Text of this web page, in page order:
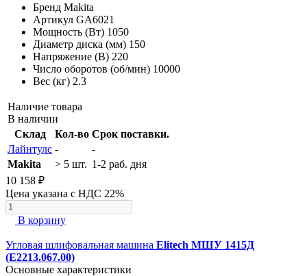
Бренд Makita
Артикул GA6021
Мощность (Вт) 1050
Диаметр диска (мм) 150
Напряжение (В) 220
Число оборотов (об/мин) 10000
Вес (кг) 2.3
Наличие товара
В наличии
Склад
Кол-во Срок поставки.
Лайнтулс -
-
Makita
> 5 шт. 1-2 раб. дня
10 158 ₽
Цена указана с НДС 22%
В корзину
Угловая шлифовальная машина Elitech МШУ 1415Д
(E2213.067.00)
Основные характеристики